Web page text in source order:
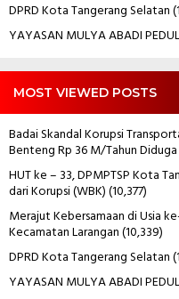
DPRD Kota Tangerang Selatan
YAYASAN MULYA ABADI
MOST VIEWED POSTS
Badai Skandal Korupsi
Benteng Rp 36 M/Tahun
HUT ke – 33, DPMPTSP Kota
dari Korupsi (WBK)(10,377)
Merajut Kebersamaan di Usia
Kecamatan Larangan(10,339)
DPRD Kota Tangerang Selatan
YAYASAN MULYA ABADI